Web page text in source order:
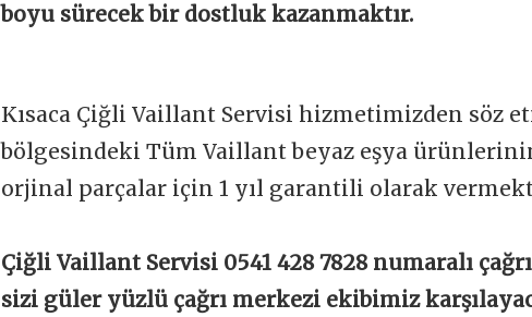
boyu sürecek bir dostluk kazanmaktır.
Kısaca Çiğli Vaillant Servisi hizmetimizden söz
bölgesindeki Tüm Vaillant beyaz eşya
orjinal parçalar için 1 yıl garantili olarak
Çiğli Vaillant Servisi 0541 428 7828 numaralı
sizi güler yüzlü çağrı merkezi ekibimiz